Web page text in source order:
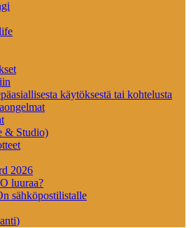
käytöksestä tai kohtelusta
& Studio)
2026
luuraa?
sähköpostilistalle
)